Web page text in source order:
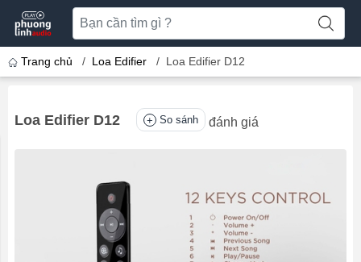
Trang chủ / Loa Edifier / Loa Edifier D12
Loa Edifier D12 So sánh đánh giá